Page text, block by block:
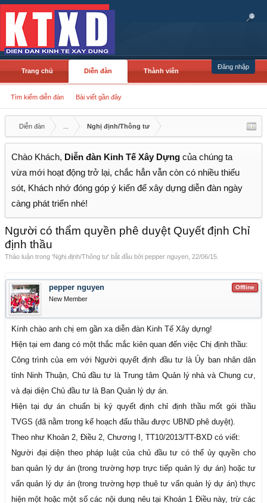
Đăng nhập
Trang chủ Diễn đàn
Tìm kiếm diễn đàn Bài viết gần đây
Thành viên
Diễn đàn Nghị định/Thông tư
Chào Khách, Diễn đàn Kinh Tế Xây Dựng của chúng ta
vừa mới hoạt động trở lại, chắc hẳn vẫn còn có nhiều thiếu
sót, Khách nhớ đóng góp ý kiến để xây dựng diễn đàn ngày
càng phát triển nhé!
Người có thẩm quyền phê duyệt Quyết định Chỉ
định thầu
Thảo luận trong 'Nghị định/Thông tư' bắt đầu bởi pepper nguyen 22/06/15
Offline
pepper nguyen
New Member
Kính chào anh chị em gần xa diễn đàn Kinh Tế Xây dựng!
Hiện tại em đang có một thắc mắc kiên quan đến việc Chị định thầu:
Công trình của em với Người quyết định đầu tư là Ủy ban nhân dân
tỉnh Ninh Thuận, Chủ đầu tư là Trung tâm Quản lý nhà và Chung cư,
và đại diện Chủ đầu tư là Ban Quản lý dự án.
Hiện tại dự án chuẩn bị ký quyết định chỉ định thầu mốt gói thầu
TVGS (đã nằm trong kế hoạch đấu thầu được UBND phê duyệt).
Theo như Khoản 2, Điều 2, Chương I, TT10/2013/TT-BXD có viết:
Người đại diện theo pháp luật của chủ đầu tư có thể ủy quyền cho
ban quản lý dự án (trong trường hợp trực tiếp quản lý dự án) hoặc tư
vấn quản lý dự án (trong trường hợp thuê tư vấn quản lý dự án) thực
hiện một hoặc một số các nội dung nêu tại Khoản 1 Điều này, trừ các